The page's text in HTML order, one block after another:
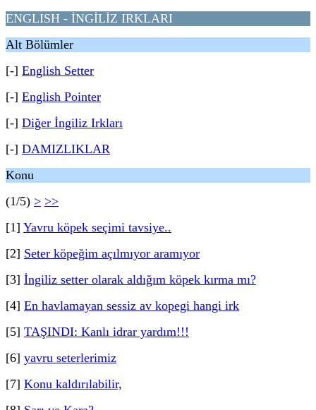
ENGLISH - İNGİLİZ IRKLARI
Alt Bölümler
[-] English Setter
[-] English Pointer
[-] Diğer İngiliz Irkları
[-] DAMIZLIKLAR
Konu
(1/5) > >>
[1] Yavru köpek seçimi tavsiye..
[2] Seter köpeğim açılmıyor aramıyor
[3] İngiliz setter olarak aldığım köpek kırma mı?
[4] En havlamayan sessiz av kopegi hangi irk
[5] TAŞINDI: Kanlı idrar yardım!!!
[6] yavru seterlerimiz
[7] Konu kaldırılabilir,